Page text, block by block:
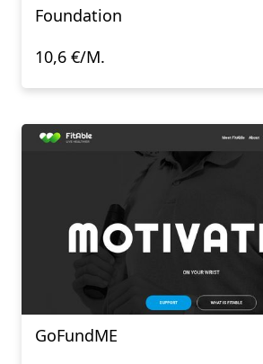
Foundation
10,6 €/M.
GoFundME